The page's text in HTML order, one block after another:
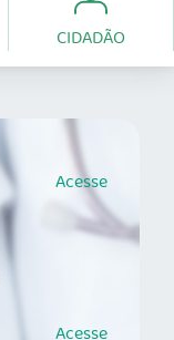
CIDADÃO
Acesse
Acesse